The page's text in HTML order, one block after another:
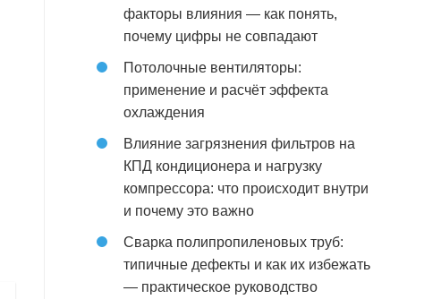
факторы влияния — как понять,
почему цифры не совпадают
Потолочные вентиляторы:
применение и расчёт эффекта
охлаждения
Влияние загрязнения фильтров на
КПД кондиционера и нагрузку
компрессора: что происходит внутри
и почему это важно
Сварка полипропиленовых труб:
типичные дефекты и как их избежать
— практическое руководство